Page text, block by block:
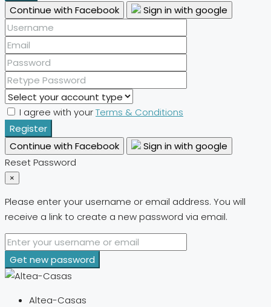
Continue with Facebook
Sign in with google
I agree with yourTerms & Conditions
Register
Continue with Facebook
Sign in with google
Reset Password
×
Please enter your username or email address. You will
receive a link to create a new password via email.
Get new password
Altea-Casas